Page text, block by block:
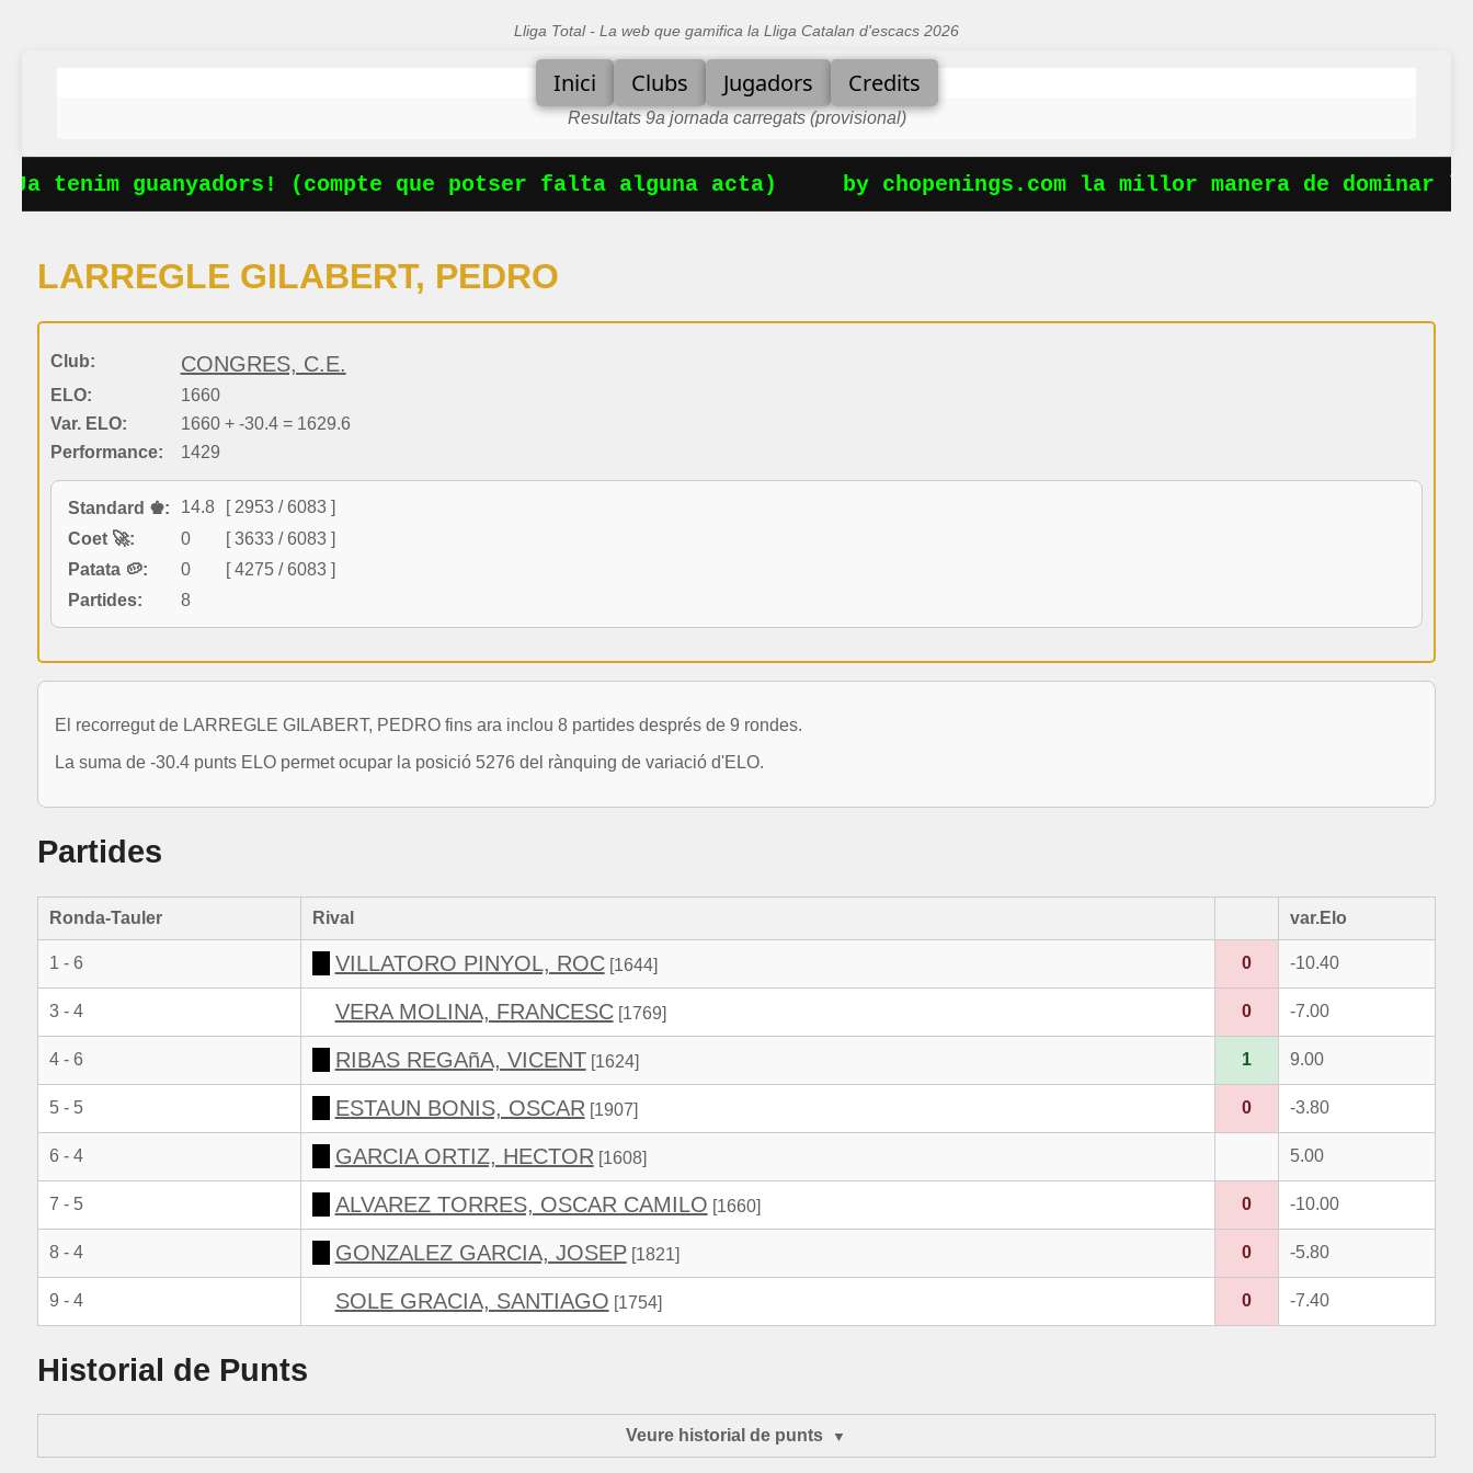
Lliga Total - La web que gamifica la Lliga Catalan d'escacs 2026
Inici Clubs Jugadors Credits
Resultats 9a jornada carregats (provisional)
tenim guanyadors! (compte que potser falta alguna acta) by chopenings.com la millor manera de dominar
LARREGLE GILABERT, PEDRO
Club: CONGRES, C.E.
ELO:
1660
Var. ELO:
1660 + -30.4 = 1629.6
Performance:
1429
Standard ♚: 14.8
[ 2953 / 6083 ]
Coet 🚀:
0
[ 3633 / 6083 ]
Patata 🥔:
0
[ 4275 / 6083 ]
Partides:
8
El recorregut de LARREGLE GILABERT, PEDRO fins ara inclou 8 partides després de 9 rondes.
La suma de -30.4 punts ELO permet ocupar la posició 5276 del rànquing de variació d'ELO.
Partides
Ronda-Tauler Rival var.Elo
1 - 6 VILLATORO PINYOL, ROC[1644] 0 -10.40
3 - 4 VERA MOLINA, FRANCESC[1769] 0 -7.00
4 - 6 RIBAS REGAñA, VICENT [1624] 1 9.00
5 - 5 ESTAUN BONIS, OSCAR [1907] 0 -3.80
6 - 4 GARCIA ORTIZ, HECTOR [1608] 5.00
7 - 5 ALVAREZ TORRES, OSCAR CAMILO [1660] 0 -10.00
8 - 4 GONZALEZ GARCIA, JOSEP[1821] 0 -5.80
9 - 4 SOLE GRACIA, SANTIAGO [1754] 0 -7.40
Historial de Punts
Veure historial de punts